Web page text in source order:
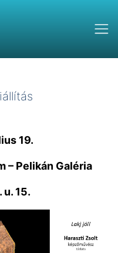
19.
– Pelikán Galéria
15.